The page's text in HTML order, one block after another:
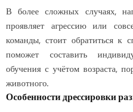
В более сложных случаях,
проявляет агрессию или
команды, стоит обратиться к
поможет составить
обучения с учётом возраста,
животного.
Особенности дрессировки